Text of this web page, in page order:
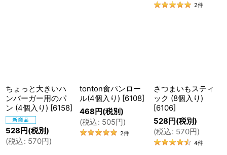
こうして、コッペパン、クロワッサン、と、卵乳不使
用のパンをつくってきて早15年。
アレルギー対応のパンを望まれるお客様はご近所さん
2件
ちょっと大きいハ
ンバーガー用のパ
ン (4個入り)
6158
528 円(税別)
(税込: 570円 )
tonton食パンロー
ル(4個入り)
6108]
468 円(税別)
(税込: 505円 )
2件
さつまいもスティ
ック (8個入り)
6106]
528 円(税別)
(税込: 570円 )
4件